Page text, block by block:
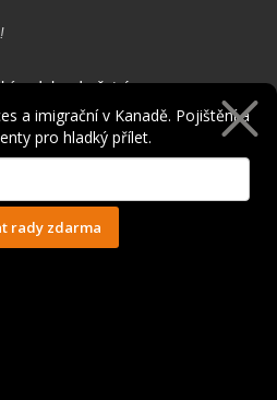
dobrodružstvím…
a imigrační v Kanadě. Pojištění a
pro hladký přílet.
rady zdarma